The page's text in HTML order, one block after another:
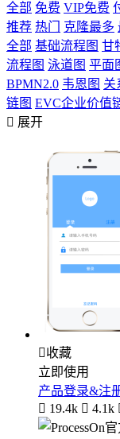
全部 免费 VIP免费
推荐 热门 克隆最多
全部 基础流程图 甘
流程图 泳道图 平面
BPMN2.0 韦恩图 关
链图 EVC企业价值
 展开
收藏
立即使用
产品登录&注
 19.4k  4.1k